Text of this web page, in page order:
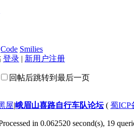
Code Smilies
登录 | 新用户注册
回帖后跳转到最后一页
屋|峨眉山喜路自行车队论坛( 蜀ICP
in 0.062520 second(s), 19